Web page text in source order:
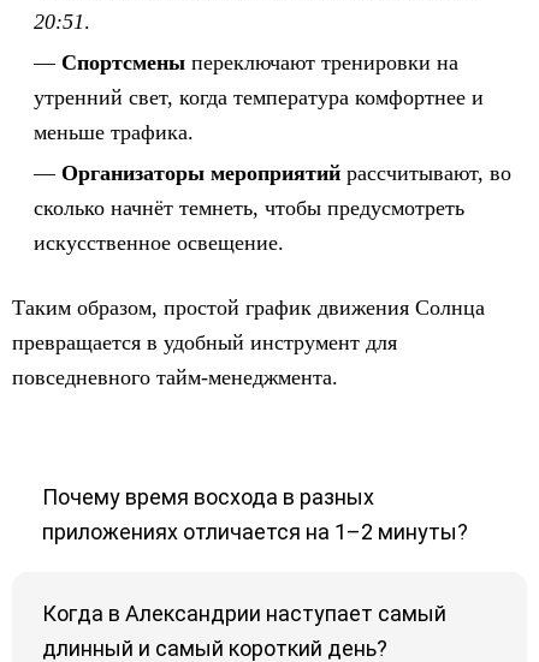
20:51.
Спортсмены переключают тренировки на
утренний свет, когда температура комфортнее и
меньше трафика.
Организаторы мероприятий рассчитывают, во
сколько начнёт темнеть, чтобы предусмотреть
искусственное освещение.
Таким образом, простой график движения Солнца
превращается в удобный инструмент для
повседневного тайм-менеджмента.
Почему время восхода в разных
приложениях отличается на 1–2 минуты?
Когда в Александрии наступает самый
длинный и самый короткий день?